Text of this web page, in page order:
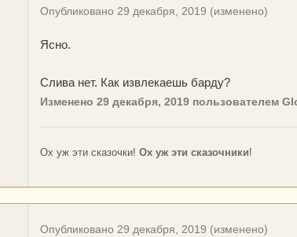
Опубликовано 29 декабря, 2019 (изменено)
Ясно.
Слива нет. Как извлекаешь барду?
Изменено 29 декабря, 2019пользователем
Ох уж эти сказочки! Ох уж эти сказочники!
Опубликовано 29 декабря, 2019 (изменено)